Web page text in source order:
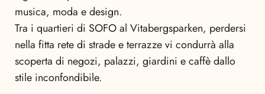
musica, moda e design.
Tra i quartieri di SOFO al Vitabergsparken, perdersi
nella fitta rete di strade e terrazze vi condurrà alla
scoperta di negozi, palazzi, giardini e caffè dallo
stile inconfondibile.